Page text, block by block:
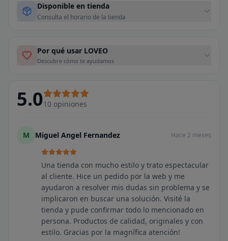
Disponible en tienda
Consulta el horario de la tienda
Por qué usar LOVEO
Descubre cómo te ayudamos
5.010 opiniones
M Miguel Angel Fernandez Hace 2 meses
Una tienda con mucho estilo y trato espectacular
al cliente. Hice un pedido por la web y me
ayudaron a resolver mis dudas sin problema y se
implicaron en buscar una solución. Visité la
tienda y pude confirmar todo lo mencionado en
persona. Productos de calidad, originales y con
estilo. Gracias por la magnífica atención!